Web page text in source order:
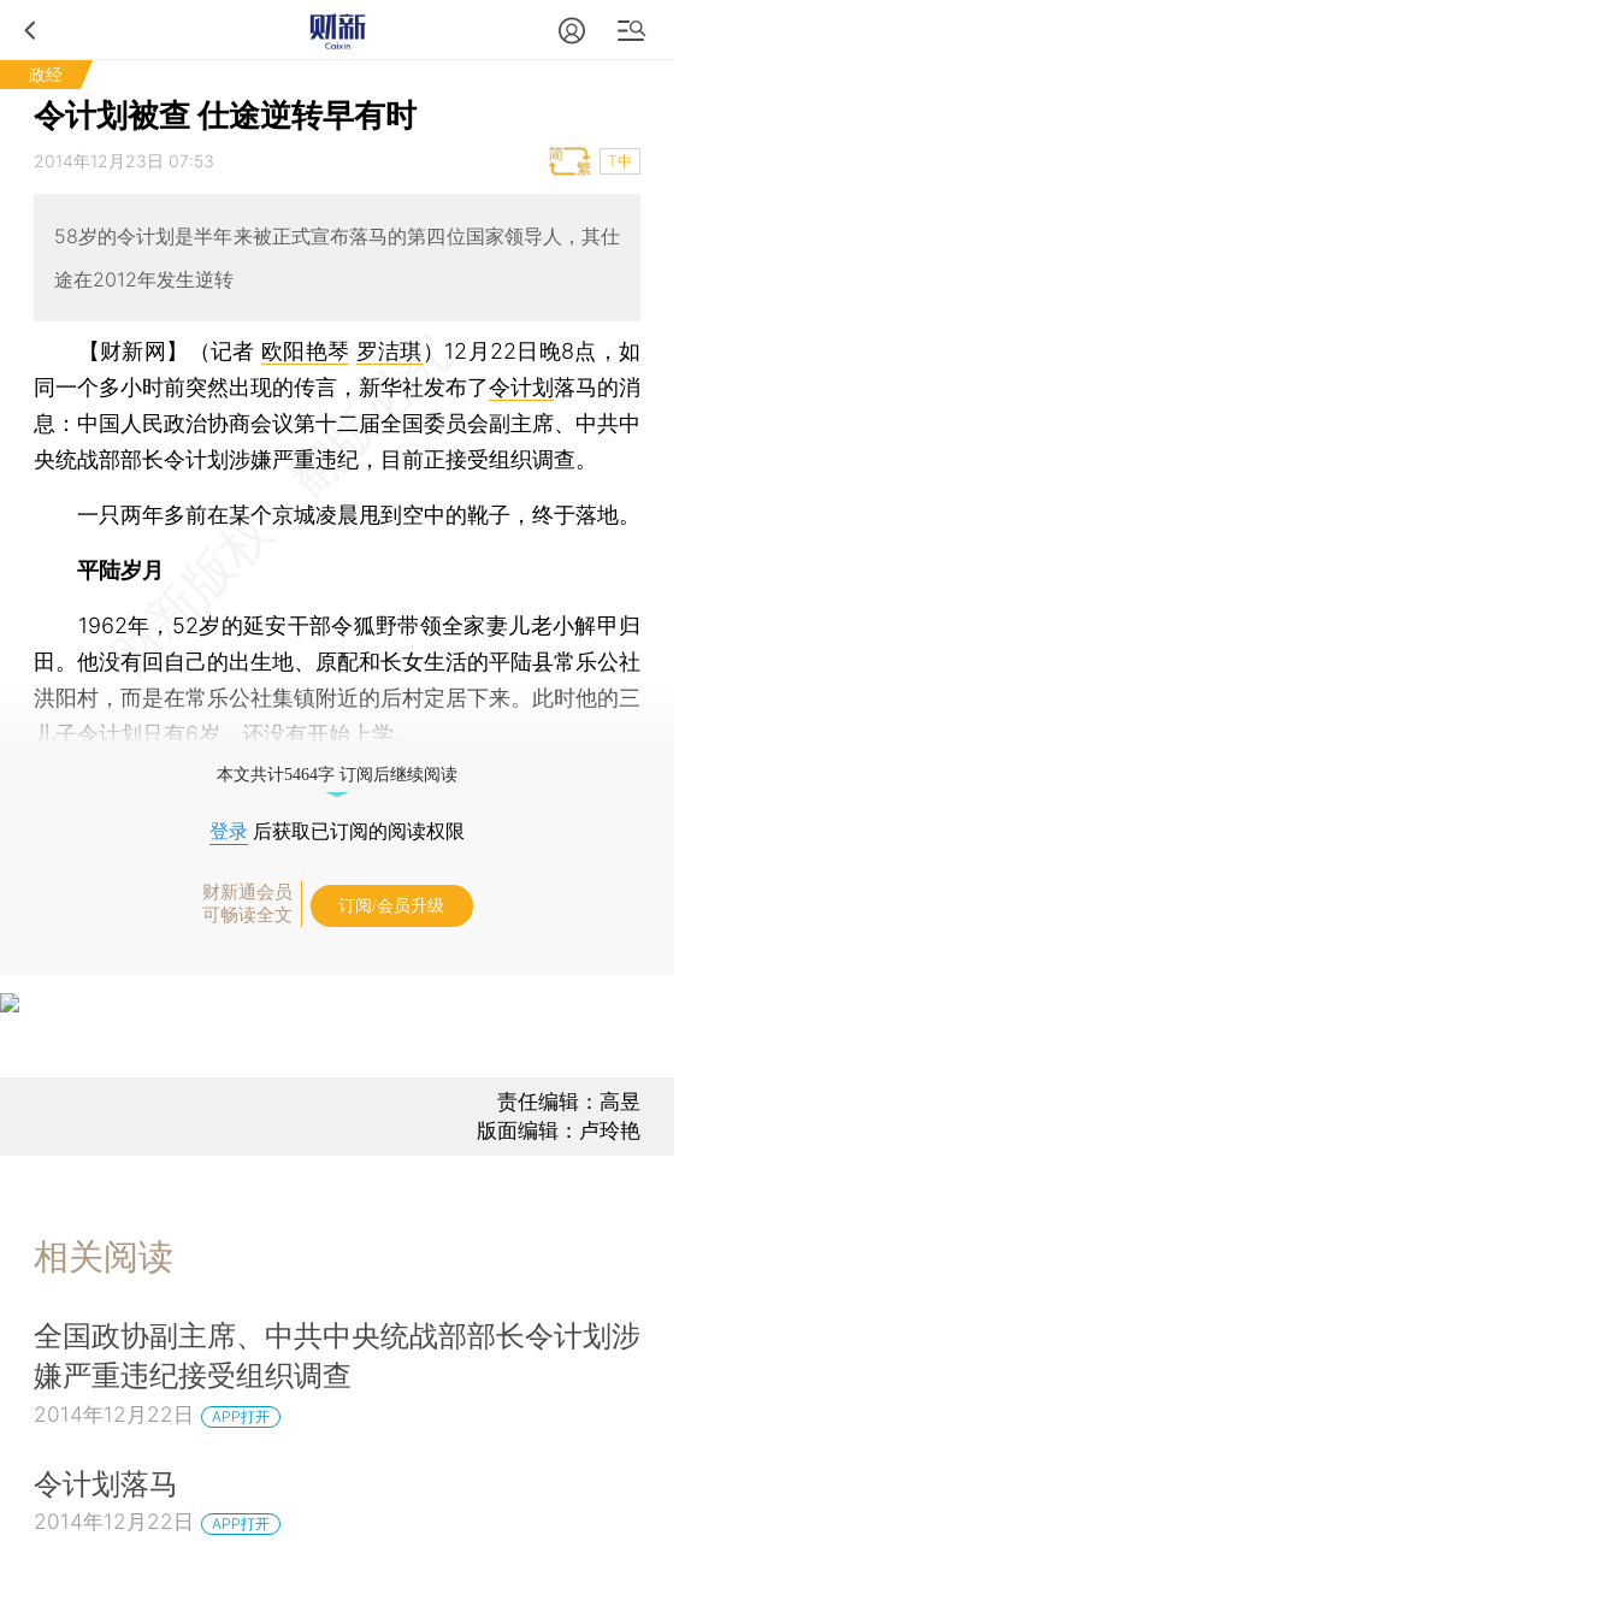
政经
令计划被查 仕途逆转早有时
2014年12月23日 07:53 T中
58岁的令计划是半年来被正式宣布落马的第四位国家领导人，其仕
途在2012年发生逆转
【财新网】（记者 欧阳艳琴 罗洁琪） 12月22日晚8点，如
同一个多小时前突然出现的传言，新华社发布了令计划落马的消
息：中国人民政治协商会议第十二届全国委员会副主席、中共中
央统战部部长令计划涉嫌严重违纪，目前正接受组织调查。
一只两年多前在某个京城凌晨甩到空中的靴子，终于落地。
平陆岁月
1962年，52岁的延安干部令狐野带领全家妻儿老小解甲归
田。他没有回自己的出生地、原配和长女生活的平陆县常乐公社
洪阳村，而是在常乐公社集镇附近的后村定居下来。此时他的三
儿子令计划只有6岁，还没有开始上学。
本文共计5464字 订阅后继续阅读
登录 后获取已订阅的阅读权限
财新通会员
可畅读全文
订阅/会员升级
责任编辑：高昱
版面编辑：卢玲艳
相关阅读
全国政协副主席、中共中央统战部部长令计划涉
嫌严重违纪接受组织调查
2014年12月22日 APP打开
令计划落马
2014年12月22日 APP打开